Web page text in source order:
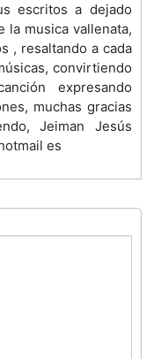
escritos a dejado
la musica vallenata,
, resaltando a cada
convirtiendo
expresando
muchas gracias
Jeiman Jesús
es